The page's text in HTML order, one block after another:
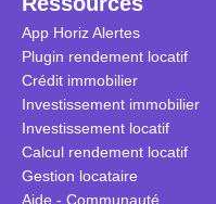
App Horiz Alertes
Plugin rendement locatif
Crédit immobilier
Investissement immobilier
Investissement locatif
Calcul rendement locatif
Gestion locataire
Aide - Communauté